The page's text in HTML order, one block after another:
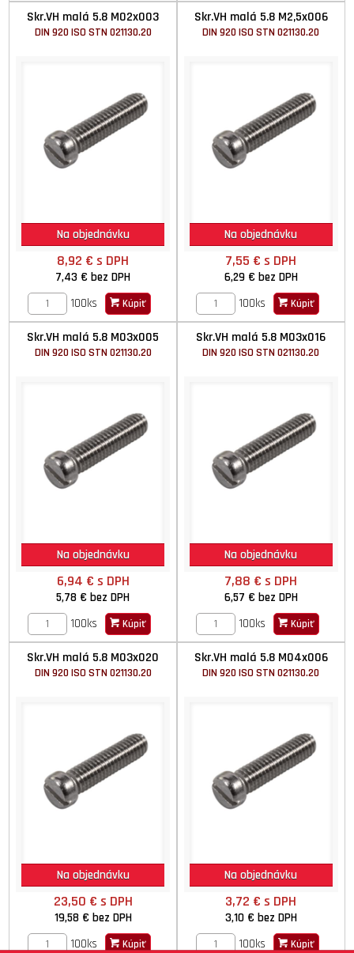
Skr.VH malá 5.8 M02x003
DIN 920 ISO STN 021130.20
Na objednávku
8,92 €s DPH
7,43 €bez DPH
100ks
Kúpiť
Skr.VH malá 5.8 M2,5x006
DIN 920 ISO STN 021130.20
Na objednávku
7,55 €s DPH
6,29 € bez DPH
100ks
Kúpiť
Skr.VH malá 5.8 M03x005
DIN 920 ISO STN 021130.20
Na objednávku
6,94 € s DPH
5,78 €bez DPH
100ks
Kúpiť
Skr.VH malá 5.8 M03x016
DIN 920 ISO STN 021130.20
Na objednávku
7,88 €s DPH
6,57 € bez DPH
100ks
Kúpiť
Skr.VH malá 5.8 M03x020
DIN 920 ISO STN 021130.20
Na objednávku
23,50 € s DPH
19,58 € bez DPH
100ks
Kúpiť
Skr.VH malá 5.8 M04x006
DIN 920 ISO STN 021130.20
Na objednávku
3,72 €s DPH
3,10 € bez DPH
100ks
Kúpiť